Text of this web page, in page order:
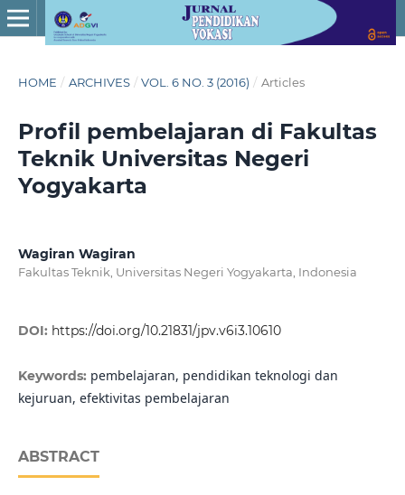
HOME / ARCHIVES / VOL. 6 NO. 3 (2016) / Articles
Profil pembelajaran di Fakultas
Teknik Universitas Negeri
Yogyakarta
Wagiran Wagiran
Fakultas Teknik, Universitas Negeri Yogyakarta, Indonesia
DOI: https://doi.org/10.21831/jpv.v6i3.10610
Keywords: pembelajaran, pendidikan teknologi dan
kejuruan, efektivitas pembelajaran
ABSTRACT